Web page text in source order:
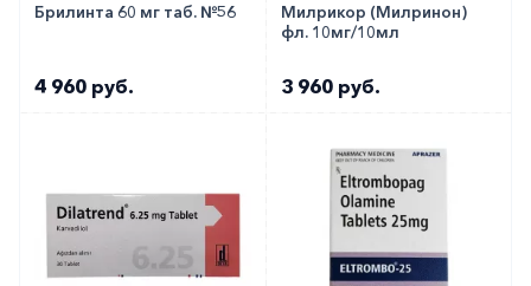
Брилинта 60 мг таб. №56
4 960 руб.
Милрикор (Милринон)
фл. 10мг/10мл
3 960 руб.